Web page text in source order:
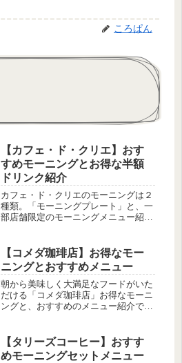
ころぱん
【カフェ・ド・クリエ】おす
すめモーニングとお得な半額
ドリンク紹介
カフェ・ド・クリエのモーニングは２
種類。「モーニングプレート」と、一
部店舗限定のモーニングメニュー紹介
【コメダ珈琲店】お得なモー
ニングとおすすめメニュー
朝から美味しく大満足なフードがいた
だける「コメダ珈琲店」お得なモーニ
ングと、おすすめのメニュー紹介です
【タリーズコーヒー】おすす
めモーニングセットメニュー